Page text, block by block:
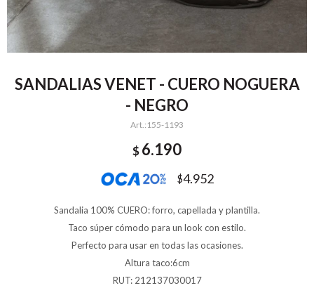
SANDALIAS VENET - CUERO NOGUERA
- NEGRO
155-1193
$6.190
$4.952
Sandalia 100% CUERO: forro, capellada y plantilla.
Taco súper cómodo para un look con estilo.
Perfecto para usar en todas las ocasiones.
Altura taco:6cm
RUT: 212137030017